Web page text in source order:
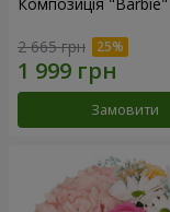
Композиція "Barbie"
2 665 грн
Замовити